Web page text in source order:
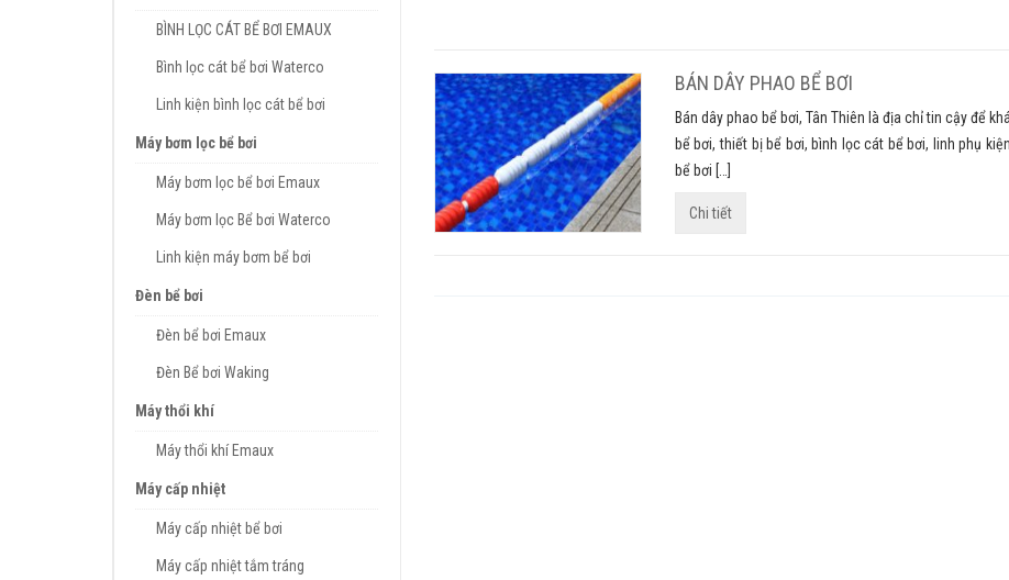
BÌNH LỌC CÁT BỂ BƠI EMAUX
Bình lọc cát bể bơi Waterco
Linh kiện bình lọc cát bể bơi
Máy bơm lọc bể bơi
Máy bơm lọc bể bơi Emaux
Máy bơm lọc Bể bơi Waterco
Linh kiện máy bơm bể bơi
Đèn bể bơi
Đèn bể bơi Emaux
Đèn Bể bơi Waking
Máy thổi khí
Máy thổi khí Emaux
Máy cấp nhiệt
Máy cấp nhiệt bể bơi
Máy cấp nhiệt tắm tráng
BÁN DÂY PHAO BỂ BƠI
Bán dây phao bể bơi, Tân Thiên là địa chỉ tin cậy để
bể bơi, thiết bị bể bơi, bình lọc cát bể bơi, linh phụ
bể bơi […]
Chi tiết